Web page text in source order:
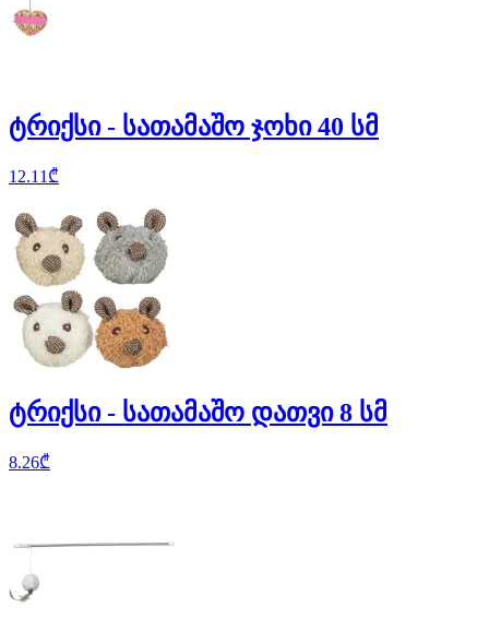
ტრიქსი - სათამაშო ჯოხი 40 სმ
12.11 ₾
ტრიქსი - სათამაშო დათვი 8 სმ
8.26₾